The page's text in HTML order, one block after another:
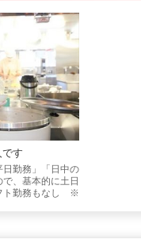
す
勤務」「日中の
、基本的に土日
ト勤務もなし ※